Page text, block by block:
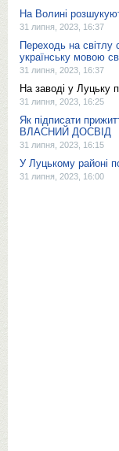
На Волині
31 липня, 2023, 16:37
Переходь на світлу
українську мовою
31 липня, 2023, 16:37
На заводі у
31 липня, 2023, 16:25
Як підписати
ВЛАСНИЙ ДОСВІД
31 липня, 2023, 16:15
У Луцькому районі
31 липня, 2023, 16:00